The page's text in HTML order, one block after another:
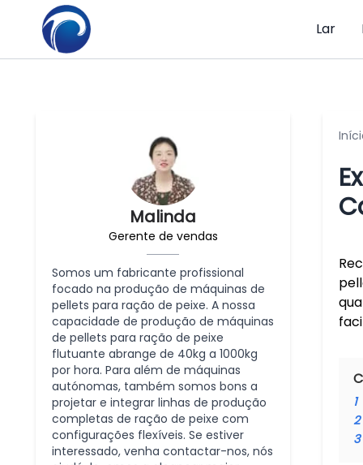
Lar
Malinda
Gerente de vendas
Somos um fabricante profissional
focado na produção de máquinas de
pellets para ração de peixe. A nossa
capacidade de produção de máquinas
de pellets para ração de peixe
flutuante abrange de 40kg a 1000kg
por hora. Para além de máquinas
autónomas, também somos bons a
projetar e integrar linhas de produção
completas de ração de peixe com
configurações flexíveis. Se estiver
interessado, venha contactar-nos, nós
1
2
3